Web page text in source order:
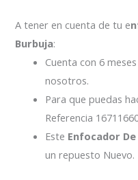
A tener en cuenta de tu e
Burbuja:
Cuenta con 6
nosotros.
Para que puedas
Referencia
Este Enfocador
un repuesto Nuevo.